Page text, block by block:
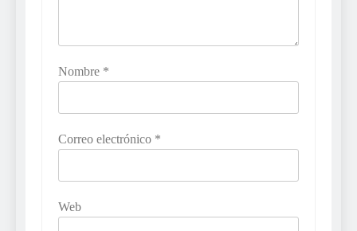
Nombre *
Correo electrónico *
Web